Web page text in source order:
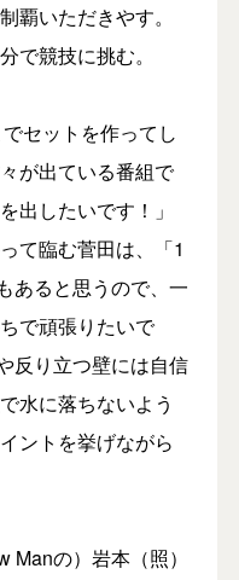
覇いただきやす。
で競技に挑む。
セットを作ってし
が出ている番組で
出したいです！」
て臨む菅田は、「1
あると思うので、一
で頑張りたいで
反り立つ壁には自信
水に落ちないよう
ントを挙げながら
の）岩本（照）